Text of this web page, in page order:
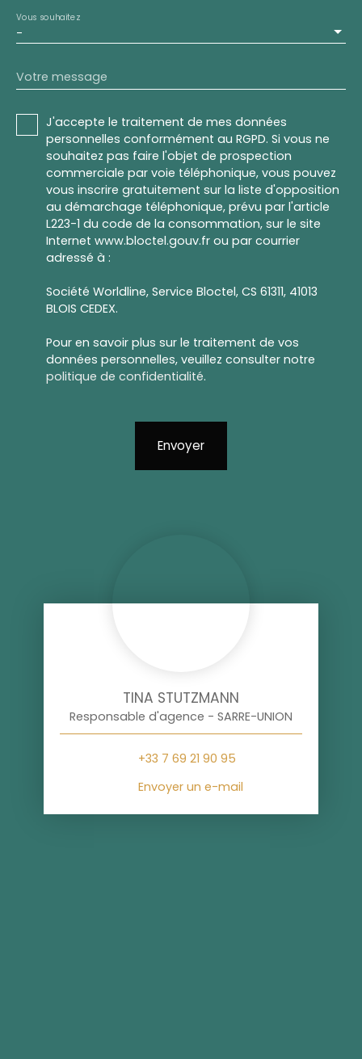
-
Vous souhaitez
Votre message
J'accepte le traitement de mes données
personnelles conformément au RGPD. Si vous ne
souhaitez pas faire l'objet de prospection
commerciale par voie téléphonique, vous pouvez
vous inscrire gratuitement sur la liste d'opposition
au démarchage téléphonique, prévu par l'article
L223-1 du code de la consommation, sur le site
Internet www.bloctel.gouv.fr ou par courrier
adressé à :
Société Worldline, Service Bloctel, CS 61311, 41013
BLOIS CEDEX.
Pour en savoir plus sur le traitement de vos
données personnelles, veuillez consulter notre
politique de confidentialité.
Envoyer
TINA STUTZMANN
Responsable d'agence - SARRE-UNION
+33 7 69 21 90 95
Envoyer un e-mail